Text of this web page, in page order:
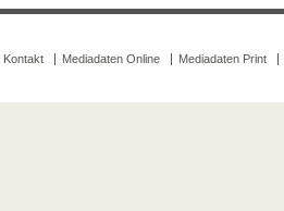
Kontakt Mediadaten Online Mediadaten Print